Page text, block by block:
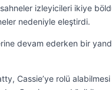
izleyicileri ikiye
nedeniyle eleştirdi.
devam ederken bir
Cassie’ye rolü